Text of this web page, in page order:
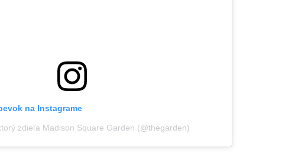
na Instagrame
zdieľa Madison Square Garden (@thegarden)